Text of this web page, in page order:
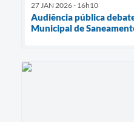
27 JAN 2026 - 16h10
Audiência pública
Municipal de